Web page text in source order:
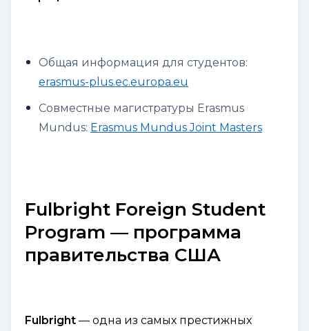
Общая информация для студентов:
erasmus-plus.ec.europa.eu
Совместные магистратуры Erasmus
Mundus: Erasmus Mundus Joint Masters
Fulbright Foreign Student
Program — программа
правительства США
Fulbright — одна из самых престижных